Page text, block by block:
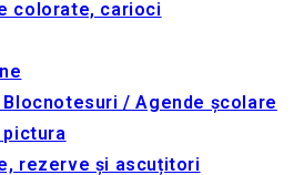
colorate, carioci
/ Agende școlare
rezerve și ascuțitori